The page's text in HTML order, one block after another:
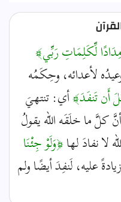
لِّكَلِمَاتِ رَبِّي﴾
لأعدائه، وحِكَمُه
أَن تَنفَدَ﴾أي: تنتهيَ
كلَّ ما خلَقَه الله يقولُ
نفادَ لها﴿وَلَوْ جِئْنَا
زيادةً عليه، لَنفِدَ أيضًا ولم